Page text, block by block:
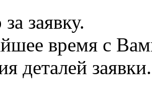
заявку.
время с
деталей заявки.